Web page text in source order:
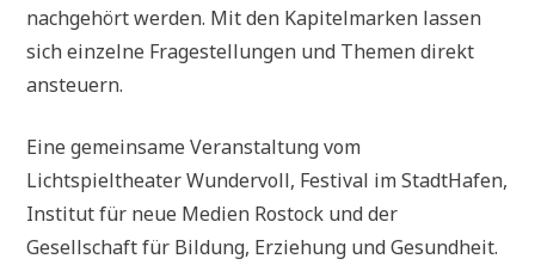
nachgehört werden. Mit den Kapitelmarken lassen
sich einzelne Fragestellungen und Themen direkt
ansteuern.
Eine gemeinsame Veranstaltung vom
Lichtspieltheater Wundervoll, Festival im StadtHafen,
Institut für neue Medien Rostock und der
Gesellschaft für Bildung, Erziehung und Gesundheit.